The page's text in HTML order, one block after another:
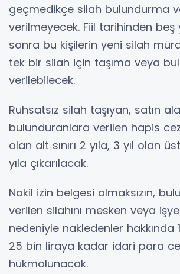
geçmedikçe silah bulundurma
verilmeyecek. Fiil tarihinden beş
sonra bu kişilerin yeni silah
tek bir silah için taşıma veya
verilebilecek.
Ruhsatsız silah taşıyan, satın
bulunduranlara verilen hapis
olan alt sınırı 2 yıla, 3 yıl olan
yıla çıkarılacak.
Nakil izin belgesi almaksızın,
verilen silahını mesken veya
nedeniyle nakledenler hakkında
25 bin liraya kadar idari para
hükmolunacak.